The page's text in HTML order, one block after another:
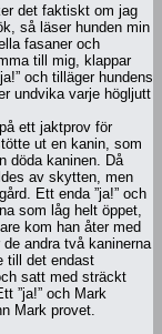
det faktiskt om jag
så läser hunden min
fasaner och
till mig, klappar
och tilläger hundens
undvika varje högljutt
ett jaktprov för
ut en kanin, som
döda kaninen. Då
av skytten, men
Ett enda ”ja!” och
som låg helt öppet,
kom han åter med
andra två kaninerna
till det endast
satt med sträckt
”ja!” och Mark
Mark provet.